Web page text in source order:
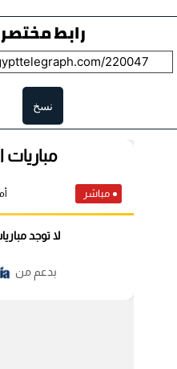
رابط مختصر
نسخ